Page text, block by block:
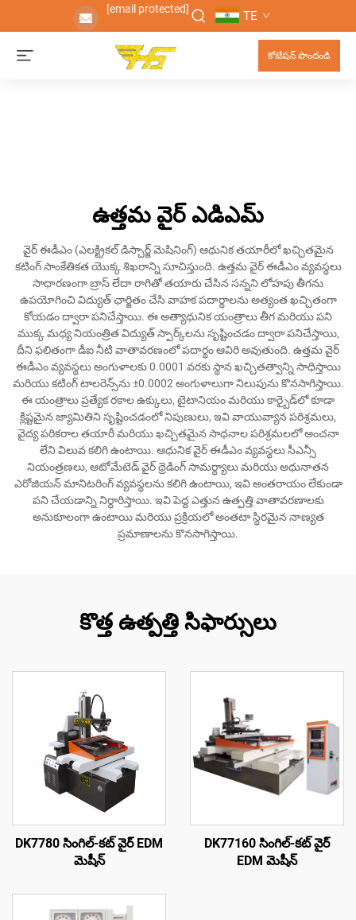
[email protected] TE
కోటేషన్ పొందండి
ఉత్తమ వైర్ ఎడిఎమ్
వైర్ ఈడీఎం (ఎలక్ట్రికల్ డిస్చార్జ్ మెషినింగ్) ఆధునిక తయారీలో ఖచ్చితమైన
కటింగ్ సాంకేతికత యొక్క శిఖరాన్ని సూచిస్తుంది. ఉత్తమ వైర్ ఈడీఎం వ్యవస్థలు
సాధారణంగా బ్రాస్ లేదా రాగితో తయారు చేసిన సన్నని లోహపు తీగను
ఉపయోగించి విద్యుత్ ఛార్జితం చేసి వాహక పదార్థాలను అత్యంత ఖచ్చితంగా
కోయడం ద్వారా పనిచేస్తాయి. ఈ అత్యాధునిక యంత్రాలు తీగ మరియు పని
ముక్క మధ్య నియంత్రిత విద్యుత్ స్పార్క్‌లను సృష్టించడం ద్వారా పనిచేస్తాయి,
దీని ఫలితంగా డీఐ నీటి వాతావరణంలో పదార్థం ఆవిరి అవుతుంది. ఉత్తమ వైర్
ఈడీఎం వ్యవస్థలు అంగుళాలకు 0.0001 వరకు స్థాన ఖచ్చితత్వాన్ని సాధిస్తాయి
మరియు కటింగ్ టాలరెన్స్‌ను ±0.0002 అంగుళాలుగా నిలుపును కొనసాగిస్తాయి.
ఈ యంత్రాలు ప్రత్యేక రకాల ఉక్కులు, టైటానియం మరియు కార్బైడ్‌లో కూడా
క్లిష్టమైన జ్యామితిని సృష్టించడంలో నిపుణులు, ఇవి వాయువ్యాన పరిశ్రమలు,
వైద్య పరికరాల తయారీ మరియు ఖచ్చితమైన సాధనాల పరిశ్రమలలో అంచనా
లేని విలువ కలిగి ఉంటాయి. ఆధునిక వైర్ ఈడీఎం వ్యవస్థలు సీఎన్సీ
నియంత్రణలు, ఆటోమేటెడ్ వైర్ థ్రెడింగ్ సామర్థ్యాలు మరియు అధునాతన
ఎరోజియన్ మానిటరింగ్ వ్యవస్థలను కలిగి ఉంటాయి, ఇవి అంతరాయం లేకుండా
పని చేయడాన్ని నిర్ధారిస్తాయి. ఇవి పెద్ద ఎత్తున ఉత్పత్తి వాతావరణాలకు
అనుకూలంగా ఉంటాయి మరియు ప్రక్రియలో అంతటా స్థిరమైన నాణ్యత
ప్రమాణాలను కొనసాగిస్తాయి.
కొత్త ఉత్పత్తి సిఫార్సులు
DK7780 సింగిల్-కట్ వైర్ EDM
మెషీన్
DK77160 సింగిల్-కట్ వైర్
EDM మెషీన్